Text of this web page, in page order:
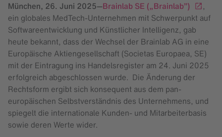
München, 26. Juni 2025—Brainlab SE („Brainlab”)
,
ein globales MedTech-Unternehmen mit Schwerpunkt auf
Softwareentwicklung und Künstlicher Intelligenz, gab
heute bekannt, dass der Wechsel der Brainlab AG in eine
Europäische Aktiengesellschaft (Societas Europaea, SE)
mit der Eintragung ins Handelsregister am 24. Juni 2025
erfolgreich abgeschlossen wurde. Die Änderung der
Rechtsform ergibt sich konsequent aus dem pan-
europäischen Selbstverständnis des Unternehmens, und
spiegelt die internationale Kunden- und Mitarbeiterbasis
sowie deren Werte wider.